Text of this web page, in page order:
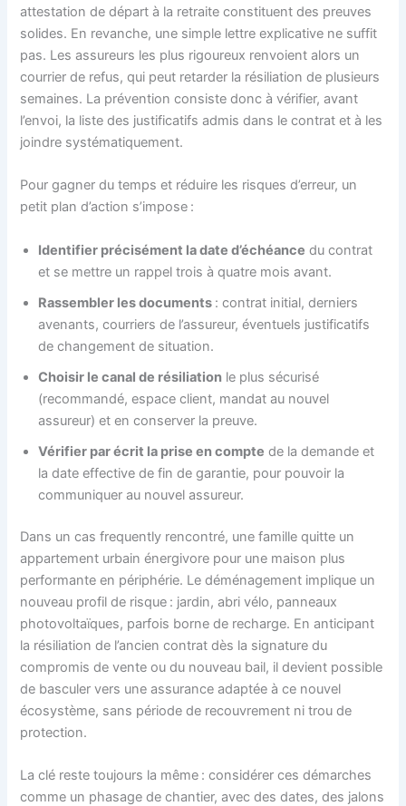
attestation de départ à la retraite constituent des preuves
solides. En revanche, une simple lettre explicative ne suffit
pas. Les assureurs les plus rigoureux renvoient alors un
courrier de refus, qui peut retarder la résiliation de plusieurs
semaines. La prévention consiste donc à vérifier, avant
l’envoi, la liste des justificatifs admis dans le contrat et à les
joindre systématiquement.
Pour gagner du temps et réduire les risques d’erreur, un
petit plan d’action s’impose :
Identifier précisément la date d’échéance du contrat
et se mettre un rappel trois à quatre mois avant.
Rassembler les documents : contrat initial, derniers
avenants, courriers de l’assureur, éventuels justificatifs
de changement de situation.
Choisir le canal de résiliation le plus sécurisé
(recommandé, espace client, mandat au nouvel
assureur) et en conserver la preuve.
Vérifier par écrit la prise en compte de la demande et
la date effective de fin de garantie, pour pouvoir la
communiquer au nouvel assureur.
Dans un cas frequently rencontré, une famille quitte un
appartement urbain énergivore pour une maison plus
performante en périphérie. Le déménagement implique un
nouveau profil de risque : jardin, abri vélo, panneaux
photovoltaïques, parfois borne de recharge. En anticipant
la résiliation de l’ancien contrat dès la signature du
compromis de vente ou du nouveau bail, il devient possible
de basculer vers une assurance adaptée à ce nouvel
écosystème, sans période de recouvrement ni trou de
protection.
La clé reste toujours la même : considérer ces démarches
comme un phasage de chantier, avec des dates, des jalons